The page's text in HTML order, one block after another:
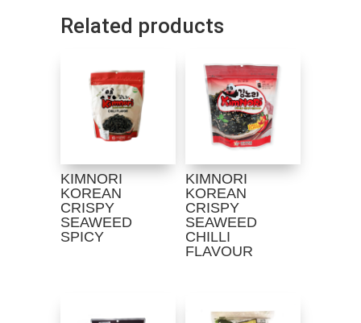
Related products
KIMNORI
KOREAN
CRISPY
SEAWEED
SPICY
KIMNORI
KOREAN
CRISPY
SEAWEED
CHILLI
FLAVOUR